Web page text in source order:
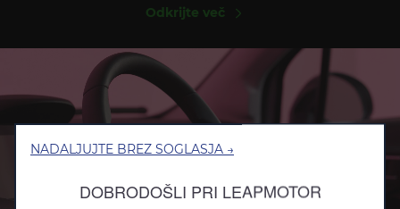
Odkrijte več
NADALJUJTE BREZ SOGLASJA →
DOBRODOŠLI PRI LEAPMOTOR